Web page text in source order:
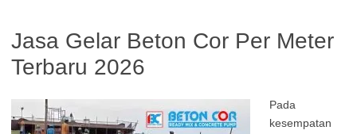
Jasa Gelar Beton Cor Per Meter
Terbaru 2026
Pada
kesempatan